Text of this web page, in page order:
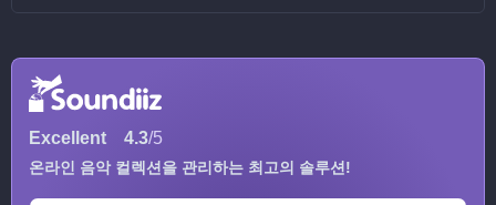
Excellent 4.3/5
온라인 음악 컬렉션을 관리하는 최고의 솔루션!